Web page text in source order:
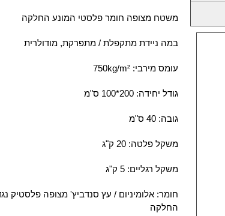
משטח מצופה חומר פלסטי המונע החלקה
במה ניידת מתקפלת / מתפרקת, מודולרית
עומס מירבי: 750kg/m²
גודל יחידה: 200*100 ס"מ
גובה: 40 ס"מ
משקל פלטה: 20 ק"ג
משקל רגליים: 5 ק"ג
חומר: אלומיניום / עץ סנדביץ' מצופה פלסטיק
החלקה